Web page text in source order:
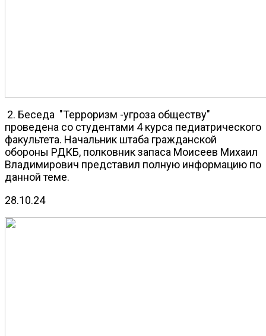
2. Беседа "Терроризм -угроза обществу"
проведена со студентами 4 курса педиатрического
факультета. Начальник штаба гражданской
обороны РДКБ, полковник запаса Моисеев Михаил
Владимирович представил полную информацию по
данной теме.
28.10.24